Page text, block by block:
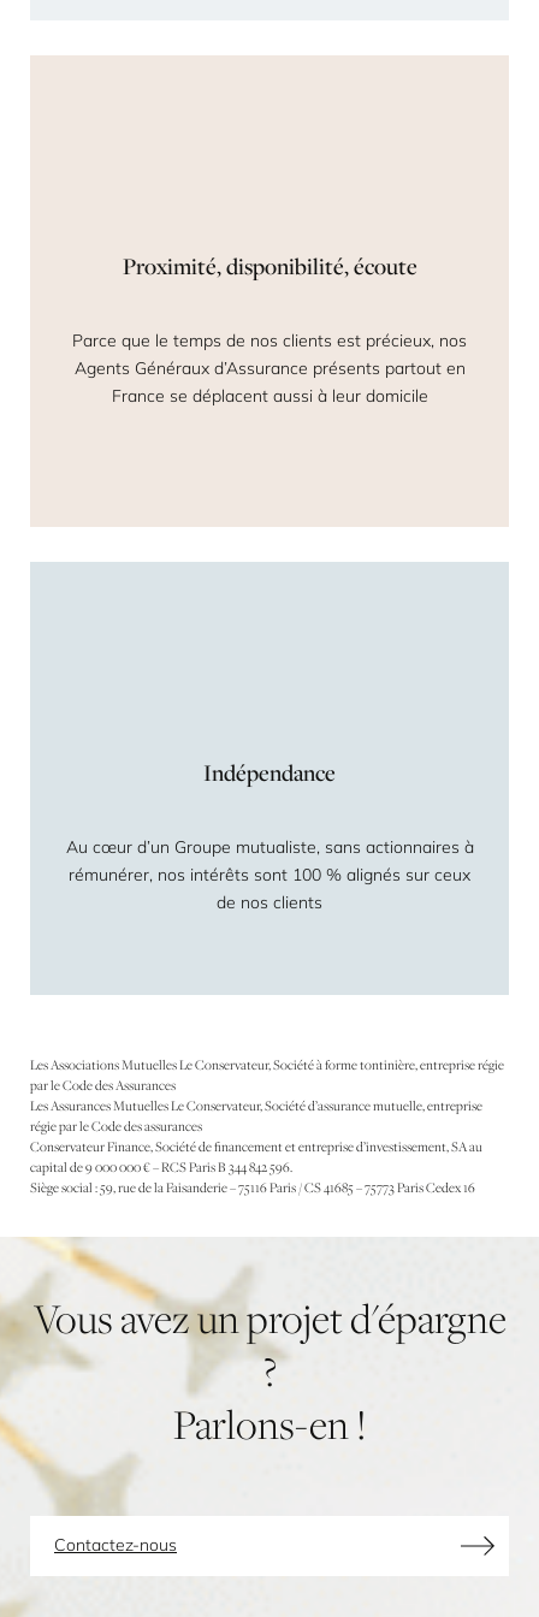
Proximité, disponibilité, écoute
Parce que le temps de nos clients est précieux, nos
Agents Généraux d’Assurance présents partout en
France se déplacent aussi à leur domicile
Indépendance
Au cœur d’un Groupe mutualiste, sans actionnaires à
rémunérer, nos intérêts sont 100 % alignés sur ceux
de nos clients
Les Associations Mutuelles Le Conservateur, Société à forme tontinière, entreprise régie
par le Code des Assurances
Les Assurances Mutuelles Le Conservateur, Société d’assurance mutuelle, entreprise
régie par le Code des assurances
Conservateur Finance, Société de financement et entreprise d’investissement, SA au
capital de 9 000 000 € – RCS Paris B 344 842 596.
Siège social : 59, rue de la Faisanderie – 75116 Paris / CS 41685 – 75773 Paris Cedex 16
Vousavezunprojetd'épargne
?
Parlons-en!
Contactez-nous